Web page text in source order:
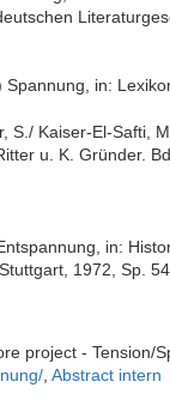
in:
S./ Kaiser-El-Safti,
u. K. Gründer.
in:
1972, Sp.
project - Tension/
Abstract intern